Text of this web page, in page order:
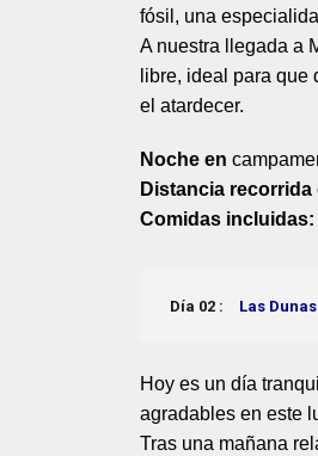
fósil, una
A nuestra llegada a
libre, ideal para
el atardecer.
Noche en
Distancia recorrida
Comidas incluidas:
Día 02 : Las
Hoy es un día
agradables en este
Tras una mañana